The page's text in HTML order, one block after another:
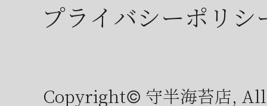
プライバシーポリシ
Copyright© 守半海苔店,